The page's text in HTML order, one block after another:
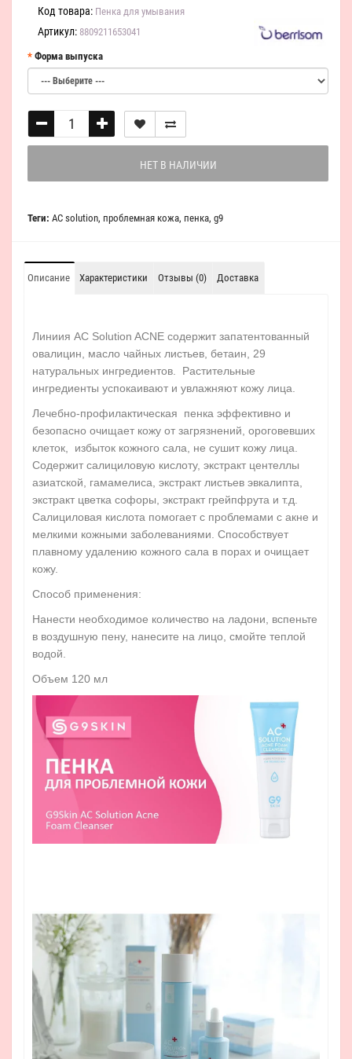
Код товара: Пенка для умывания
Артикул: 8809211653041
Форма выпуска
НЕТ В НАЛИЧИИ
Теги: AC solution, проблемная кожа, пенка, g9
Описание Характеристики Отзывы (0) Доставка
Линиия AC Solution ACNE содержит запатентованный
овалицин, масло чайных листьев, бетаин, 29
натуральных ингредиентов. Растительные
ингредиенты успокаивают и увлажняют кожу лица.
Лечебно-профилактическая пенка эффективно и
безопасно очищает кожу от загрязнений, ороговевших
клеток, избыток кожного сала, не сушит кожу лица.
Содержит салициловую кислоту, экстракт центеллы
азиатской, гамамелиса, экстракт листьев эвкалипта,
экстракт цветка софоры, экстракт грейпфрута и т.д.
Салициловая кислота помогает с проблемами с акне и
мелкими кожными заболеваниями. Способствует
плавному удалению кожного сала в порах и очищает
кожу.
Способ применения:
Нанести необходимое количество на ладони, вспеньте
в воздушную пену, нанесите на лицо, смойте теплой
водой.
Объем 120 мл